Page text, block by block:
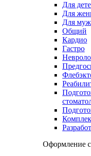
Для
Для
Для
Общий
Кардио
Гастро
Оформление